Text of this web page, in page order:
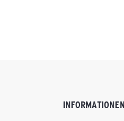
INFORMATIONEN